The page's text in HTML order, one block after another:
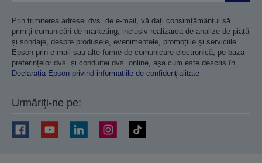
Prin trimiterea adresei dvs. de e-mail, vă dați consimțământul să
primiți comunicări de marketing, inclusiv realizarea de analize de piață
și sondaje, despre produsele, evenimentele, promoțiile și serviciile
Epson prin e-mail sau alte forme de comunicare electronică, pe baza
preferințelor dvs. și conduitei dvs. online, așa cum este descris în
Declarația Epson privind informațiile de confidențialitate
Urmăriți-ne pe: